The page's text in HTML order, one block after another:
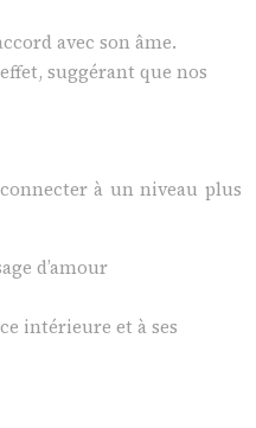
avec son âme.
suggérant que nos
à un niveau plus
d’amour
intérieure et à ses